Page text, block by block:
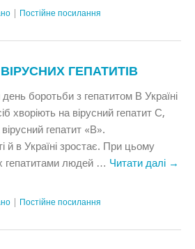
Постійне посилання
ГЕПАТИТІВ
боротьби з гепатитом В Україні
хворіють на вірусний гепатит С,
гепатит «В».
й в Україні зростає. При цьому
гепатитами людей … Читати далі →
Постійне посилання